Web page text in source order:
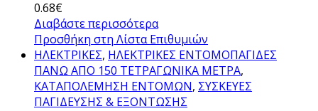
0.68€
Διαβάστε περισσότερα
Προσθήκη στη Λίστα Επιθυμιών
ΗΛΕΚΤΡΙΚΕΣ, ΗΛΕΚΤΡΙΚΕΣ ΕΝΤΟΜΟΠΑΓΙΔΕΣ
ΠΑΝΩ ΑΠΟ 150 ΤΕΤΡΑΓΩΝΙΚΑ ΜΕΤΡΑ,
ΚΑΤΑΠΟΛΕΜΗΣΗ ΕΝΤΟΜΩΝ, ΣΥΣΚΕΥΕΣ
ΠΑΓΙΔΕΥΣΗΣ & ΕΞΟΝΤΩΣΗΣ